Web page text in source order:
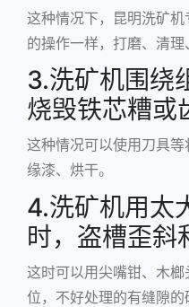
这种情况下，昆明洗矿
的操作一样，打磨、清理
3.洗矿机围绕
烧毁铁芯糟或
这种情况可以使用刀具
缘漆、烘干。
4.洗矿机用太
时，盗槽歪斜
这时可以用尖嘴钳、木
位，不好处理的有缝隙